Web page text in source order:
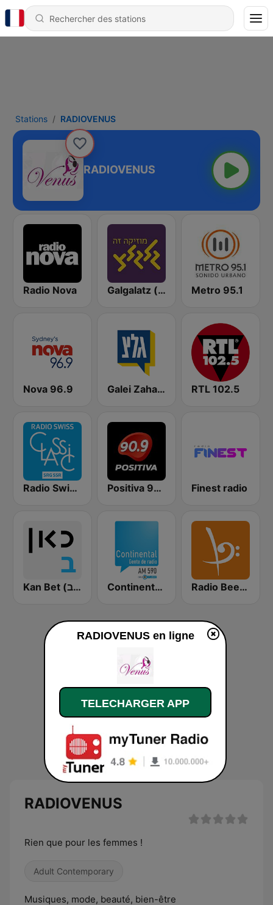
Stations RADIOVENUS
RADIOVENUS
Radio Nova Galgalatz (גלגלצ רדיו) Metro 95.1
Nova 96.9 Galei Zahal (גלי צה"ל) RTL 102.5
Radio Swiss Classic EN Positiva 90.9 - Radio Mitre Corrientes Finest radio
Kan Bet (כאן ב' / רשת ב') Continental 590 AM Radio Beethoven
RADIOVENUS
Rien que pour les femmes !
Adult Contemporary
Musiques, mode, beauté, bien-être
RADIOVENUS en ligne
TELECHARGER APP